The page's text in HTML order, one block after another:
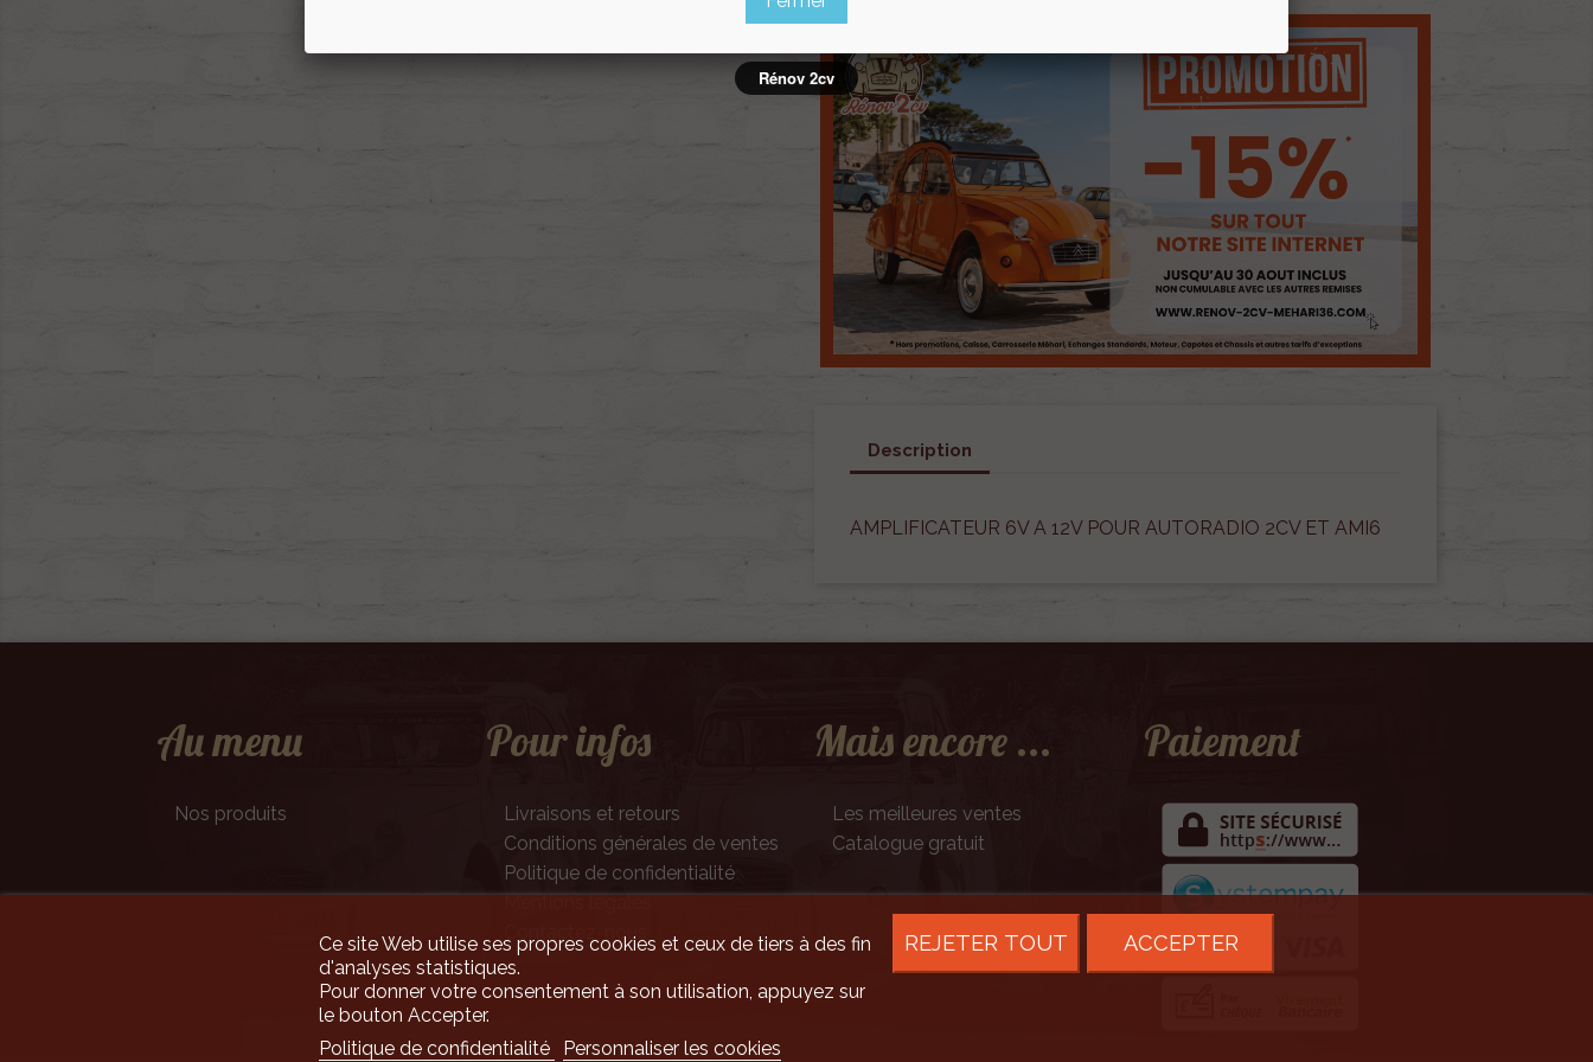
Description
AMPLIFICATEUR 6V A 12V POUR AUTORADIO 2CV ET AMI6
Au menu
Nos produits
Pour infos
Livraisons et retours
Conditions générales de ventes
Politique de confidentialité
Contactez-nous
Mais encore ...
Les meilleures ventes
Catalogue gratuit
Paiement
Ce site Web utilise ses propres cookies et ceux de tiers à des fin
d'analyses statistiques.
Pour donner votre consentement à son utilisation, appuyez sur
le bouton Accepter.
Politique de confidentialité
Personnaliser les cookies
REJETER TOUT ACCEPTER
Rénov 2cv